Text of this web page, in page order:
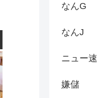
なんG
なんJ
ニュー速
嫌儲